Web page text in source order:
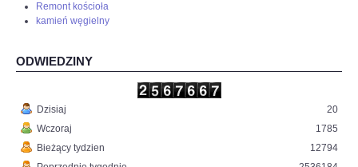
Remont kościoła
kamień węgielny
ODWIEDZINY
Dzisiaj
Wczoraj
Bieżący tydzien
20
1785
12794